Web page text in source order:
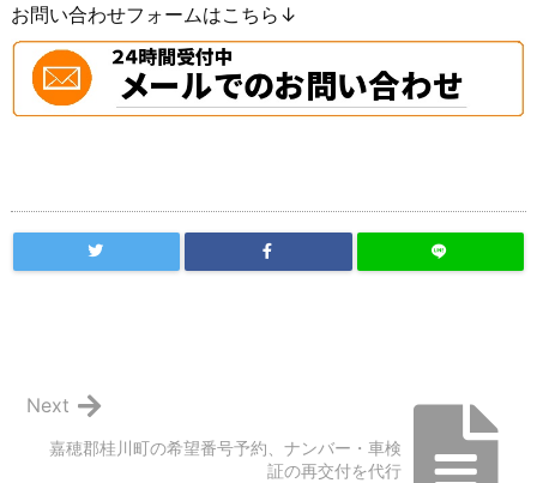
お問い合わせフォームはこちら↓
嘉穂郡桂川町の希望番号予約、ナンバー・車検
証の再交付を代行
Next